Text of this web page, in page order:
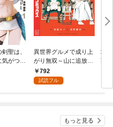
聖は、
気がつか
ランク
を受け
すぎて
たちが
異世界グルメで成り上
がり無双～山に追放さ
れたので、のんびりキ
ャンプを楽しんでいた
ておいてくれません。
一方、俺を追放した貴
792
試読フル
地
英
信
もっと見る